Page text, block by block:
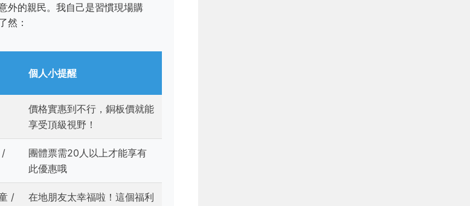
外的親民。我自己是習慣現場購
然：
個人小提醒
價格實惠到不行，銅板價就能
享受頂級視野！
/
團體票需20人以上才能享有
此優惠哦
/
在地朋友太幸福啦！這個福利